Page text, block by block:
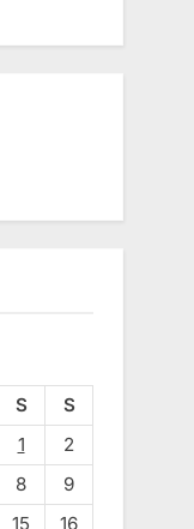
S
S
1
2
8
9
15 16